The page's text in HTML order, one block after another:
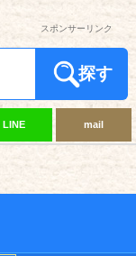
スポンサーリンク
探す
LINE mail